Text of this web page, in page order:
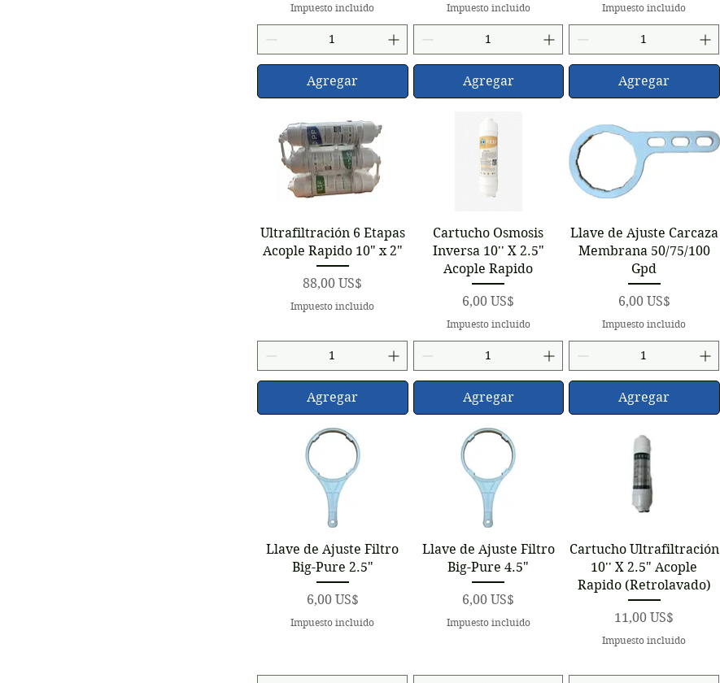
Impuesto incluido
Agregar
Impuesto incluido
Agregar
Impuesto incluido
Agregar
Vista rápida
Ultrafiltración 6 Etapas
Acople Rapido 10" x 2"
Precio
88,00 US$
Impuesto incluido
Agregar
Vista rápida
Cartucho Osmosis
Inversa 10'' X 2.5"
Acople Rapido
Precio
6,00 US$
Impuesto incluido
Agregar
Vista rápida
Llave de Ajuste Carcaza
Membrana 50/75/100
Gpd
Precio
6,00 US$
Impuesto incluido
Agregar
Vista rápida
Llave de Ajuste Filtro
Big-Pure 2.5"
Precio
6,00 US$
Impuesto incluido
Vista rápida
Llave de Ajuste Filtro
Big-Pure 4.5"
Precio
6,00 US$
Impuesto incluido
Vista rápida
Cartucho Ultrafiltración
10'' X 2.5" Acople
Rapido (Retrolavado)
Precio
11,00 US$
Impuesto incluido